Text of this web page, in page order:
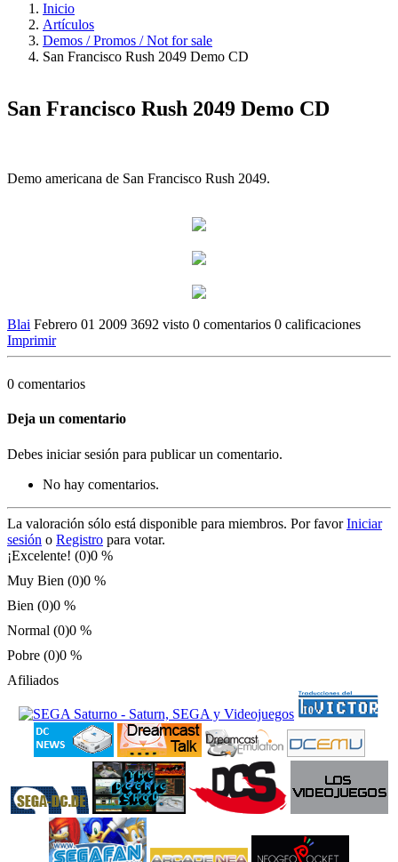
Inicio
Artículos
Demos / Promos / Not for sale
San Francisco Rush 2049 Demo CD
San Francisco Rush 2049 Demo CD
Demo americana de San Francisco Rush 2049.
Blai Febrero 01 2009 3692 visto 0 comentarios 0 calificaciones
Imprimir
0 comentarios
Deja un comentario
Debes iniciar sesión para publicar un comentario.
No hay comentarios.
La valoración sólo está disponible para miembros. Por favorIniciar
sesión o Registro para votar.
¡Excelente! (0)0 %
Muy Bien (0)0 %
Bien (0)0 %
Normal (0)0 %
Pobre (0)0 %
Afiliados